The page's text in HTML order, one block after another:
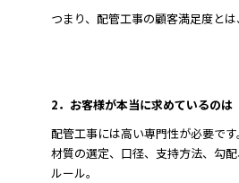
つまり、配管工事の顧客満足度と
2．お客様が本当に求めているのは
配管工事には高い専門性が必要です。
材質の選定、口径、支持方法、勾
ルール。